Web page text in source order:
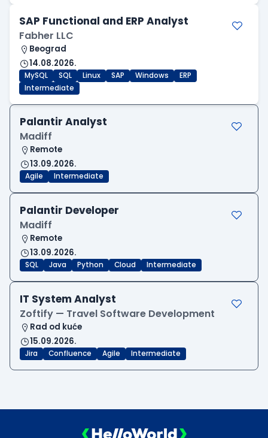
SAP Functional and ERP Analyst
Fabher LLC
Beograd
14.08.2026.
MySQL SQL Linux SAP Windows
ERP
Intermediate
Palantir Analyst
Madiff
Remote
13.09.2026.
Agile Intermediate
Palantir Developer
Madiff
Remote
13.09.2026.
SQL Java Python Cloud Intermediate
IT System Analyst
Zoftify — Travel Software Development
Rad od kuće
15.09.2026.
Jira Confluence Agile Intermediate